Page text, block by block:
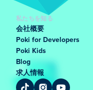
私たちを知る
会社概要
Poki for Developers
Poki Kids
Blog
求人情報